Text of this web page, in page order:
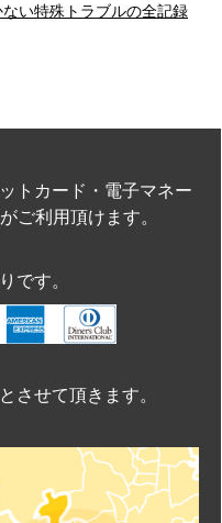
い特殊トラブルの全記録
トカード・電子マネー
ご利用頂けます。
です。
させて頂きます。